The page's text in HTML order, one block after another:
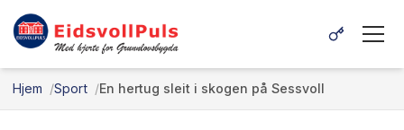
Hjem Sport En hertug sleit i skogen på Sessvoll